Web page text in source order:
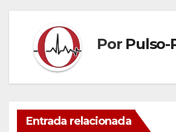
Por Pulso-
Entrada relacionada